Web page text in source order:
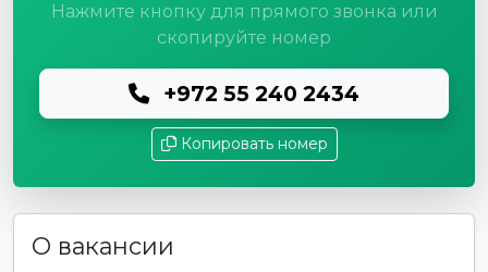
Нажмите кнопку для прямого звонка или
скопируйте номер
+972 55 240 2434
Копировать номер
О вакансии